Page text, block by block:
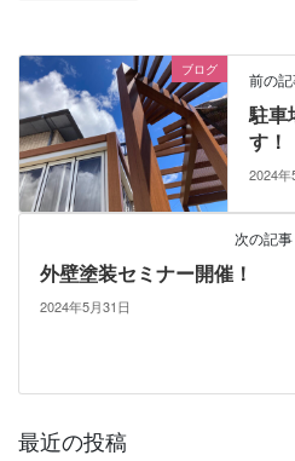
ブログ 前の
駐車
す！
2024年
次の記事
外壁塗装セミナー開催！
2024年5月31日
最近の投稿